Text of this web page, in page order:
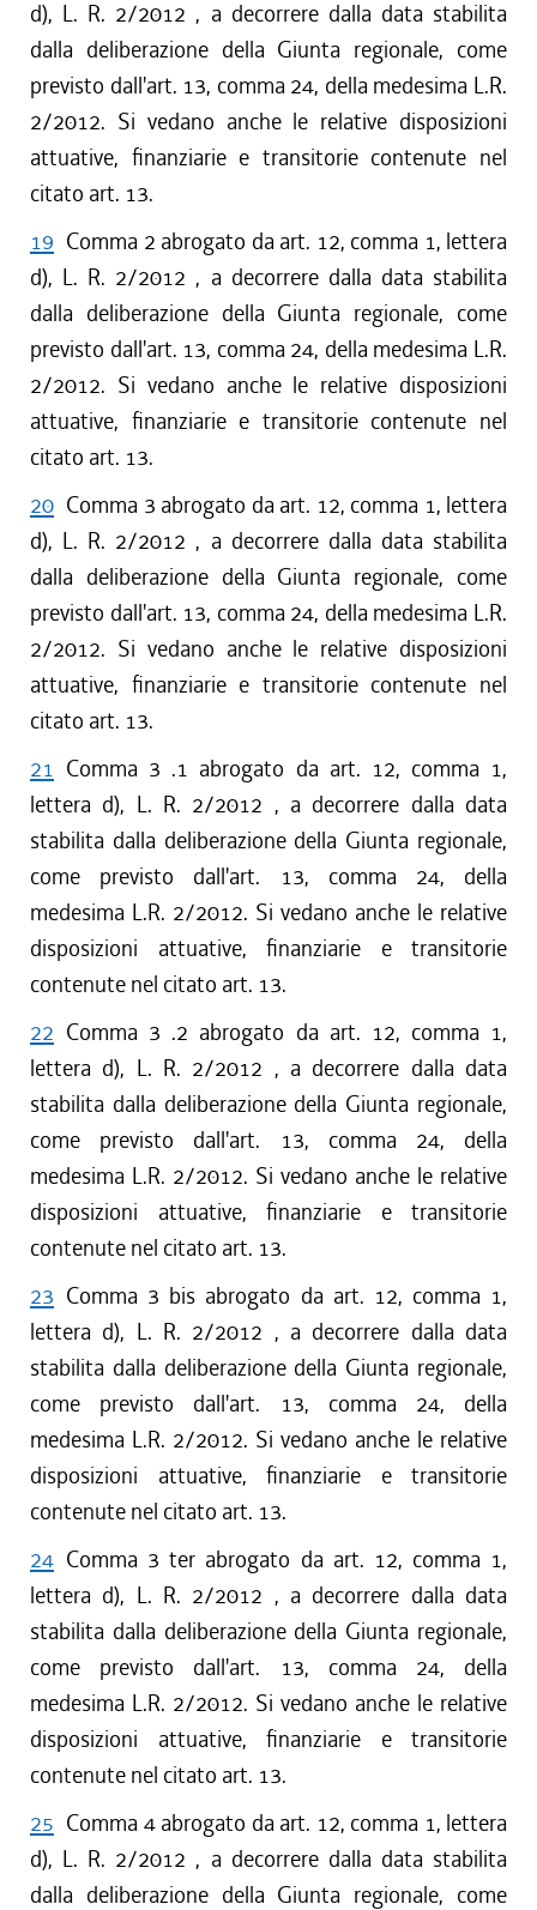
d), L. R. 2/2012 , a decorrere dalla data stabilita
dalla deliberazione della Giunta regionale, come
previsto dall'art. 13, comma 24, della medesima L.R.
2/2012. Si vedano anche le relative disposizioni
attuative, finanziarie e transitorie contenute nel
citato art. 13.
19 Comma 2 abrogato da art. 12, comma 1, lettera
d), L. R. 2/2012 , a decorrere dalla data stabilita
dalla deliberazione della Giunta regionale, come
previsto dall'art. 13, comma 24, della medesima L.R.
2/2012. Si vedano anche le relative disposizioni
attuative, finanziarie e transitorie contenute nel
citato art. 13.
20 Comma 3 abrogato da art. 12, comma 1, lettera
d), L. R. 2/2012 , a decorrere dalla data stabilita
dalla deliberazione della Giunta regionale, come
previsto dall'art. 13, comma 24, della medesima L.R.
2/2012. Si vedano anche le relative disposizioni
attuative, finanziarie e transitorie contenute nel
citato art. 13.
21 Comma 3 .1 abrogato da art. 12, comma 1,
lettera d), L. R. 2/2012 , a decorrere dalla data
stabilita dalla deliberazione della Giunta regionale,
come previsto dall'art. 13, comma 24, della
medesima L.R. 2/2012. Si vedano anche le relative
disposizioni attuative, finanziarie e transitorie
contenute nel citato art. 13.
22 Comma 3 .2 abrogato da art. 12, comma 1,
lettera d), L. R. 2/2012 , a decorrere dalla data
stabilita dalla deliberazione della Giunta regionale,
come previsto dall'art. 13, comma 24, della
medesima L.R. 2/2012. Si vedano anche le relative
disposizioni attuative, finanziarie e transitorie
contenute nel citato art. 13.
23 Comma 3 bis abrogato da art. 12, comma 1,
lettera d), L. R. 2/2012 , a decorrere dalla data
stabilita dalla deliberazione della Giunta regionale,
come previsto dall'art. 13, comma 24, della
medesima L.R. 2/2012. Si vedano anche le relative
disposizioni attuative, finanziarie e transitorie
contenute nel citato art. 13.
24 Comma 3 ter abrogato da art. 12, comma 1,
lettera d), L. R. 2/2012 , a decorrere dalla data
stabilita dalla deliberazione della Giunta regionale,
come previsto dall'art. 13, comma 24, della
medesima L.R. 2/2012. Si vedano anche le relative
disposizioni attuative, finanziarie e transitorie
contenute nel citato art. 13.
25 Comma 4 abrogato da art. 12, comma 1, lettera
d), L. R. 2/2012 , a decorrere dalla data stabilita
dalla deliberazione della Giunta regionale, come